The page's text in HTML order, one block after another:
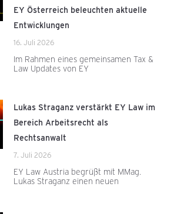
EY Österreich beleuchten aktuelle
Entwicklungen
16. Juli 2026
Im Rahmen eines gemeinsamen Tax &
Law Updates von EY
Lukas Straganz verstärkt EY Law im
Bereich Arbeitsrecht als
Rechtsanwalt
7. Juli 2026
EY Law Austria begrüßt mit MMag.
Lukas Straganz einen neuen